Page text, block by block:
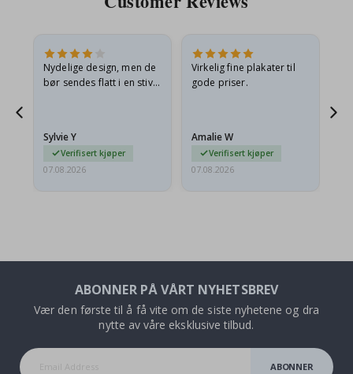
Nydelige design, men de
bør sendes flatt i en stiv
Sylvie Y
Verifisert kjøper
07.08.2026
Virkelig fine plakater til
gode priser.
Amalie W
Verifisert kjøper
07.08.2026
ABONNER PÅ VÅRT NYHETSBREV
Vær den første til å få vite om de siste nyhetene og dra
nytte av våre eksklusive tilbud.
ABONNER